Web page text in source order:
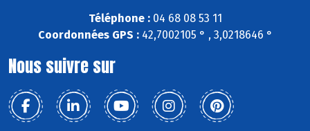
Téléphone :04 68 08 53 11
Coordonnées GPS :42,7002105 ° , 3,0218646 °
Nous suivre sur